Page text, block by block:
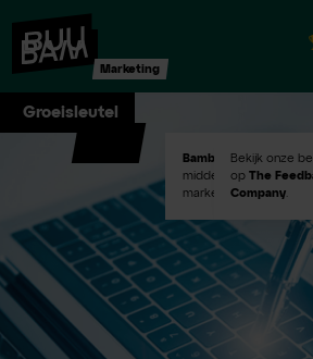
Marketing
Bambuu #2in
middelgroot digital
marketingbureaus!
Bekijk onze
opThe
Company.
Groeisleutel